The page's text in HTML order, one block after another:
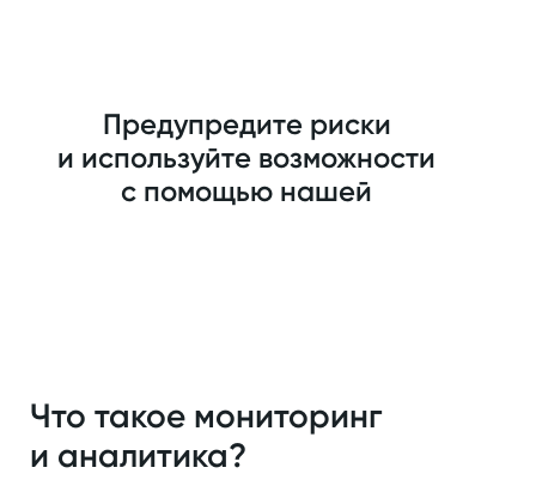
Предупредите риски
и используйте возможности
с помощью нашей
Что такое мониторинг
и аналитика?